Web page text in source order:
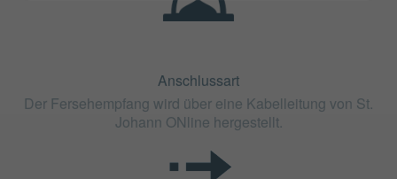
Anschlussart
Der Fersehempfang wird über eine Kabelleitung von St.
Johann ONline hergestellt.